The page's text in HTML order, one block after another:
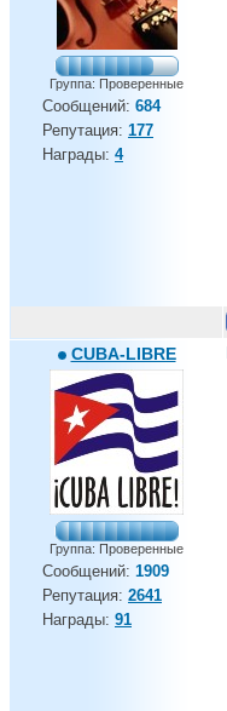
Группа: Проверенные
Сообщений: 684
Репутация: 177
Награды: 4
CUBA-LIBRE
Группа: Проверенные
Сообщений: 1909
Репутация: 2641
Награды: 91